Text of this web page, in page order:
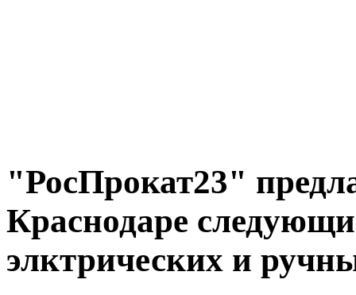
"РосПрокат23"
Краснодаре
элктрических и